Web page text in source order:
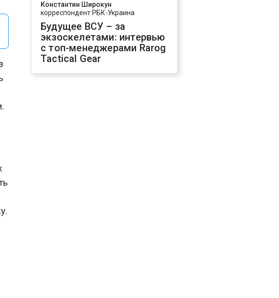
Константин Широкун
корреспондент РБК-Украина
Будущее ВСУ – за
экзоскелетами: интервью
с топ-менеджерами Rarog
Tactical Gear